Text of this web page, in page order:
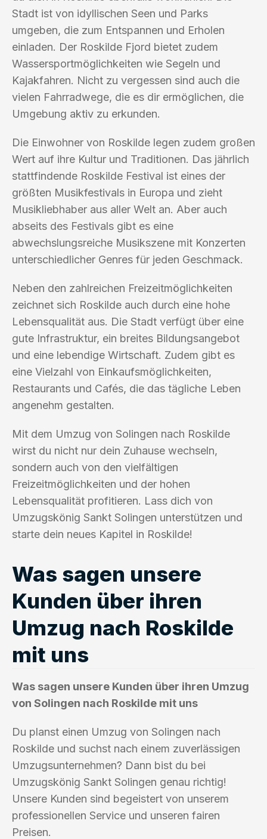
Stadt ist von idyllischen Seen und Parks
umgeben, die zum Entspannen und Erholen
einladen. Der Roskilde Fjord bietet zudem
Wassersportmöglichkeiten wie Segeln und
Kajakfahren. Nicht zu vergessen sind auch die
vielen Fahrradwege, die es dir ermöglichen, die
Umgebung aktiv zu erkunden.
Die Einwohner von Roskilde legen zudem großen
Wert auf ihre Kultur und Traditionen. Das jährlich
stattfindende Roskilde Festival ist eines der
größten Musikfestivals in Europa und zieht
Musikliebhaber aus aller Welt an. Aber auch
abseits des Festivals gibt es eine
abwechslungsreiche Musikszene mit Konzerten
unterschiedlicher Genres für jeden Geschmack.
Neben den zahlreichen Freizeitmöglichkeiten
zeichnet sich Roskilde auch durch eine hohe
Lebensqualität aus. Die Stadt verfügt über eine
gute Infrastruktur, ein breites Bildungsangebot
und eine lebendige Wirtschaft. Zudem gibt es
eine Vielzahl von Einkaufsmöglichkeiten,
Restaurants und Cafés, die das tägliche Leben
angenehm gestalten.
Mit dem Umzug von Solingen nach Roskilde
wirst du nicht nur dein Zuhause wechseln,
sondern auch von den vielfältigen
Freizeitmöglichkeiten und der hohen
Lebensqualität profitieren. Lass dich von
Umzugskönig Sankt Solingen unterstützen und
starte dein neues Kapitel in Roskilde!
Was sagen unsere
Kunden über ihren
Umzug nach Roskilde
mit uns
Was sagen unsere Kunden über ihren Umzug
von Solingen nach Roskilde mit uns
Du planst einen Umzug von Solingen nach
Roskilde und suchst nach einem zuverlässigen
Umzugsunternehmen? Dann bist du bei
Umzugskönig Sankt Solingen genau richtig!
Unsere Kunden sind begeistert von unserem
professionellen Service und unseren fairen
Preisen.